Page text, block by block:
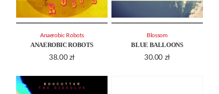
ANAEROBIC ROBOTS
38.00 zł
Anaerobic Robots
BLUE BALLOONS
30.00 zł
Blossom